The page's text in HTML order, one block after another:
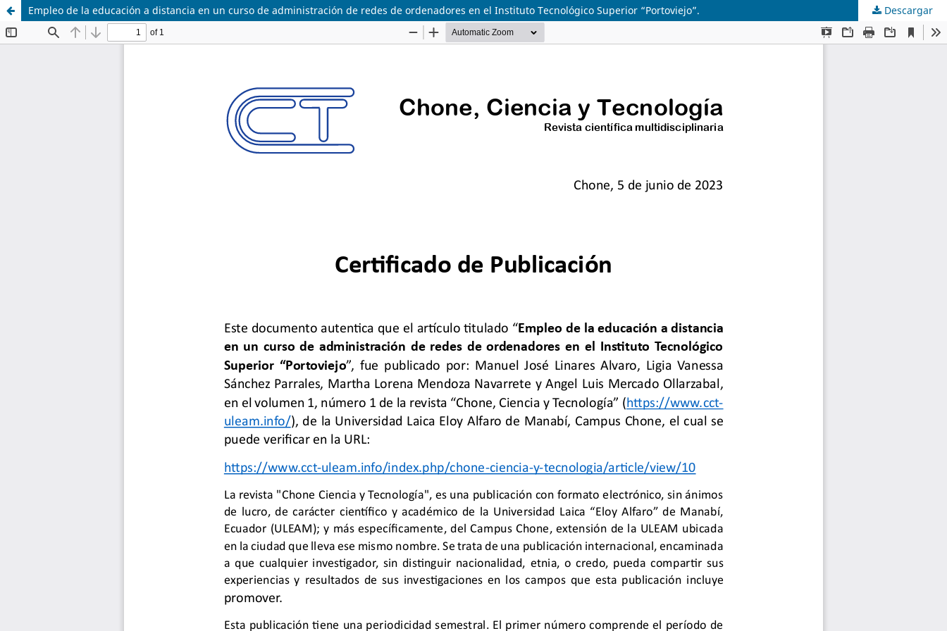
Empleo de la educación a distancia en un curso de administración de redes de ordenadores en el Instituto Tecnológico Superior “Portoviejo”. Descargar